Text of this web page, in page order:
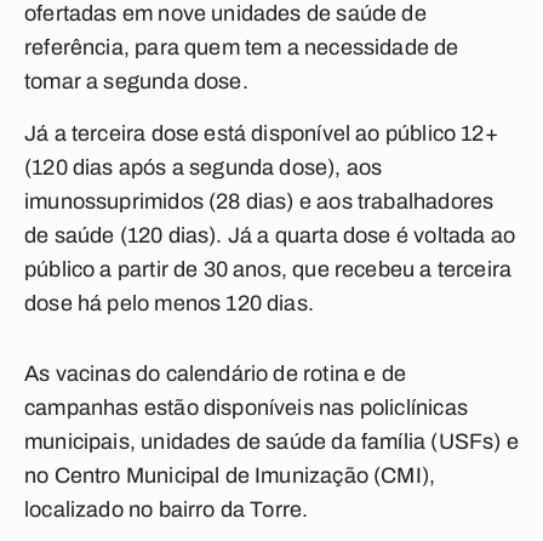
ofertadas em nove unidades de saúde de
referência, para quem tem a necessidade de
tomar a segunda dose.
Já a terceira dose está disponível ao público 12+
(120 dias após a segunda dose), aos
imunossuprimidos (28 dias) e aos trabalhadores
de saúde (120 dias). Já a quarta dose é voltada ao
público a partir de 30 anos, que recebeu a terceira
dose há pelo menos 120 dias.
As vacinas do calendário de rotina e de
campanhas estão disponíveis nas policlínicas
municipais, unidades de saúde da família (USFs) e
no Centro Municipal de Imunização (CMI),
localizado no bairro da Torre.